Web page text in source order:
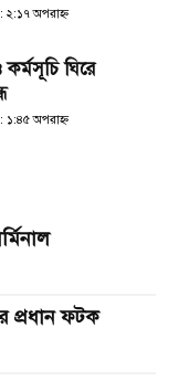
অপরাহ্ণ
ঘিরে
অপরাহ্ণ
প্রধান ফটক